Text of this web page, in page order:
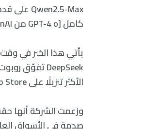
كامل [GPT-4 o من OpenAI]، و[DeepSeek-V3]، و[Llama-3.1-405 B من Meta]».
يأتي هذا الخبر في
الأكثر تنزيلًا على App Store في الولايات المتحدة.
وزعمت الشركة أنها
صدمة في الأسواق